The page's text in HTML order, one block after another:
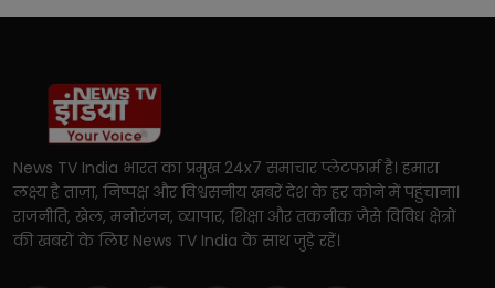
News TV India भारत का प्रमुख 24x7 समाचार प्लेटफार्म है। हमारा
लक्ष्य है ताज़ा, निष्पक्ष और विश्वसनीय खबरें देश के हर कोने में पहुंचाना।
राजनीति, खेल, मनोरंजन, व्यापार, शिक्षा और तकनीक जैसे विविध क्षेत्रों
की खबरों के लिए News TV India के साथ जुड़े रहें।